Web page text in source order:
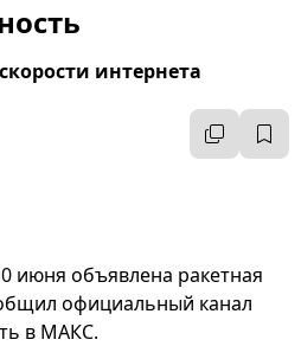
интернета
июня объявлена ракетная
официальный канал
в МАКС.